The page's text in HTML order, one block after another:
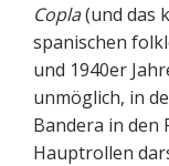
Copla(und das
spanischen
und 1940er
unmöglich, in
Bandera in den
Hauptrollen